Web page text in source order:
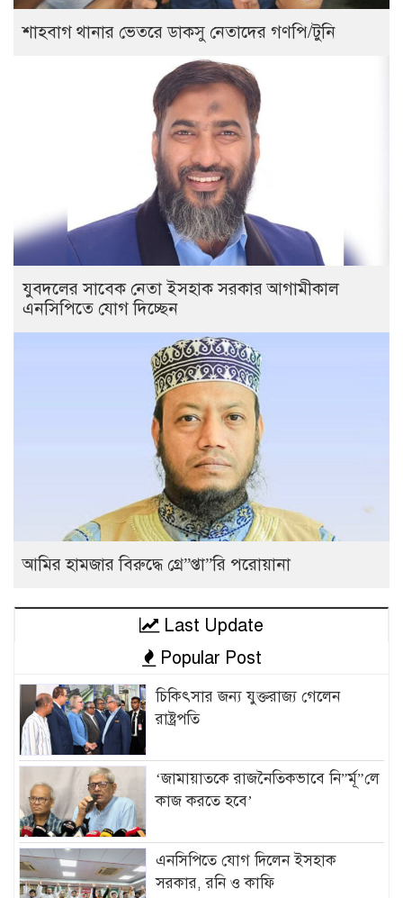
শাহবাগ থানার ভেতরে ডাকসু নেতাদের গণপি/টুনি
যুবদলের সাবেক নেতা ইসহাক সরকার আগামীকাল
এনসিপিতে যোগ দিচ্ছেন
আমির হামজার বিরুদ্ধে গ্রে”প্তা”রি পরোয়ানা
Last Update
Popular Post
চিকিৎসার জন্য যুক্তরাজ্য গেলেন
রাষ্ট্রপতি
‘জামায়াতকে রাজনৈতিকভাবে নি”র্মূ”লে
কাজ করতে হবে’
এনসিপিতে যোগ দিলেন ইসহাক
সরকার, রনি ও কাফি